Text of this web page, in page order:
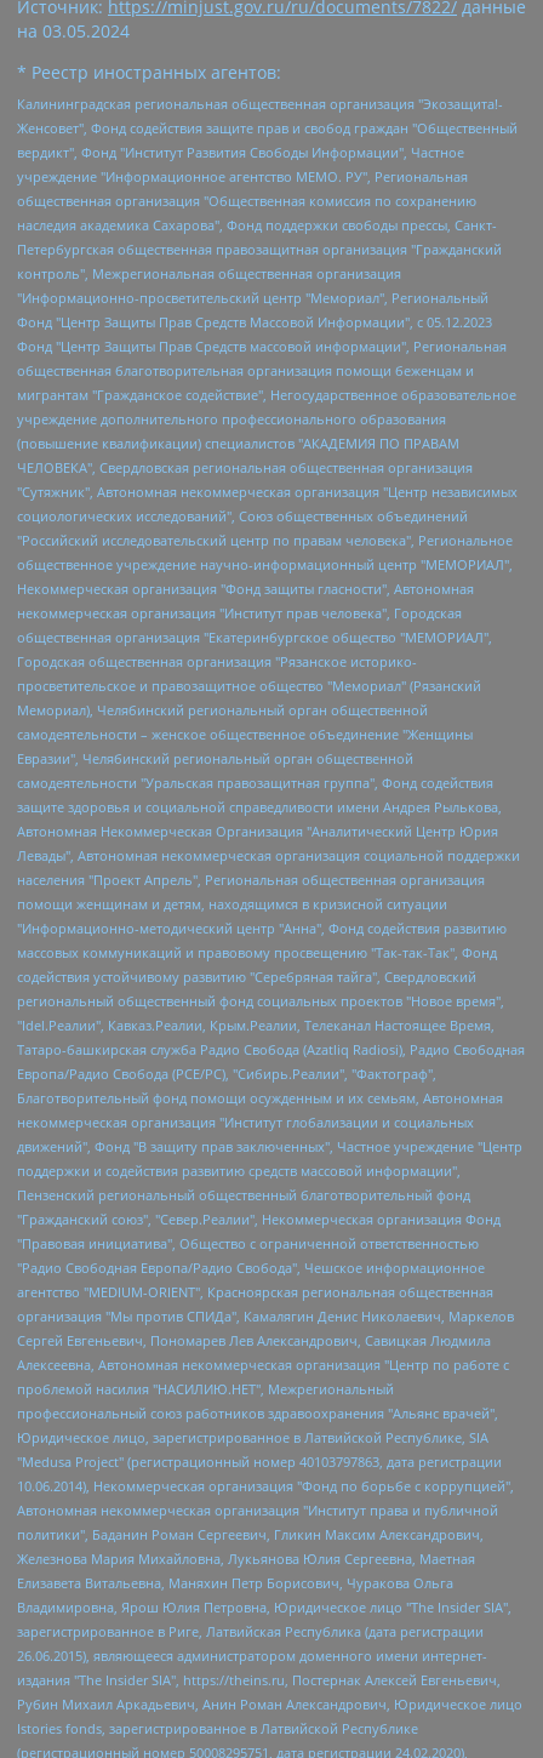
Источник: https://minjust.gov.ru/ru/documents/7822/ данные
на 03.05.2024
* Реестр иностранных агентов:
Калининградская региональная общественная организация "Экозащита!-Женсовет", Фонд содействия защите прав и свобод граждан "Общественный вердикт", Фонд "Институт Развития Свободы Информации", Частное учреждение "Информационное агентство МЕМО. РУ", Региональная общественная организация "Общественная комиссия по сохранению наследия академика Сахарова", Фонд поддержки свободы прессы, Санкт-Петербургская общественная правозащитная организация "Гражданский контроль", Межрегиональная общественная организация "Информационно-просветительский центр "Мемориал", Региональный Фонд "Центр Защиты Прав Средств Массовой Информации", с 05.12.2023 Фонд "Центр Защиты Прав Средств массовой информации", Региональная общественная благотворительная организация помощи беженцам и мигрантам "Гражданское содействие", Негосударственное образовательное учреждение дополнительного профессионального образования (повышение квалификации) специалистов "АКАДЕМИЯ ПО ПРАВАМ ЧЕЛОВЕКА", Свердловская региональная общественная организация "Сутяжник", Автономная некоммерческая организация "Центр независимых социологических исследований", Союз общественных объединений "Российский исследовательский центр по правам человека", Региональное общественное учреждение научно-информационный центр "МЕМОРИАЛ", Некоммерческая организация "Фонд защиты гласности", Автономная некоммерческая организация "Институт прав человека", Городская общественная организация "Екатеринбургское общество "МЕМОРИАЛ", Городская общественная организация "Рязанское историко-просветительское и правозащитное общество "Мемориал" (Рязанский Мемориал), Челябинский региональный орган общественной самодеятельности – женское общественное объединение "Женщины Евразии", Челябинский региональный орган общественной самодеятельности "Уральская правозащитная группа", Фонд содействия защите здоровья и социальной справедливости имени Андрея Рылькова, Автономная Некоммерческая Организация "Аналитический Центр Юрия Левады", Автономная некоммерческая организация социальной поддержки населения "Проект Апрель", Региональная общественная организация помощи женщинам и детям, находящимся в кризисной ситуации "Информационно-методический центр "Анна", Фонд содействия развитию массовых коммуникаций и правовому просвещению "Так-так-Так", Фонд содействия устойчивому развитию "Серебряная тайга", Свердловский региональный общественный фонд социальных проектов "Новое время", "Idel.Реалии", Кавказ.Реалии, Крым.Реалии, Телеканал Настоящее Время, Татаро-башкирская служба Радио Свобода (Azatliq Radiosi), Радио Свободная Европа/Радио Свобода (PCE/PC), "Сибирь.Реалии", "Фактограф", Благотворительный фонд помощи осужденным и их семьям, Автономная некоммерческая организация "Институт глобализации и социальных движений", Фонд "В защиту прав заключенных", Частное учреждение "Центр поддержки и содействия развитию средств массовой информации", Пензенский региональный общественный благотворительный фонд "Гражданский союз", "Север.Реалии", Некоммерческая организация Фонд "Правовая инициатива", Общество с ограниченной ответственностью "Радио Свободная Европа/Радио Свобода", Чешское информационное агентство "MEDIUM-ORIENT", Красноярская региональная общественная организация "Мы против СПИДа", Камалягин Денис Николаевич, Маркелов Сергей Евгеньевич, Пономарев Лев Александрович, Савицкая Людмила Алексеевна, Автономная некоммерческая организация "Центр по работе с проблемой насилия "НАСИЛИЮ.НЕТ", Межрегиональный профессиональный союз работников здравоохранения "Альянс врачей", Юридическое лицо, зарегистрированное в Латвийской Республике, SIA "Medusa Project" (регистрационный номер 40103797863, дата регистрации 10.06.2014), Некоммерческая организация "Фонд по борьбе с коррупцией", Автономная некоммерческая организация "Институт права и публичной политики", Баданин Роман Сергеевич, Гликин Максим Александрович, Железнова Мария Михайловна, Лукьянова Юлия Сергеевна, Маетная Елизавета Витальевна, Маняхин Петр Борисович, Чуракова Ольга Владимировна, Ярош Юлия Петровна, Юридическое лицо "The Insider SIA", зарегистрированное в Риге, Латвийская Республика (дата регистрации 26.06.2015), являющееся администратором доменного имени интернет-издания "The Insider SIA", https://theins.ru, Постернак Алексей Евгеньевич, Рубин Михаил Аркадьевич, Анин Роман Александрович, Юридическое лицо Istories fonds, зарегистрированное в Латвийской Республике (регистрационный номер 50008295751, дата регистрации 24.02.2020), Великовский Дмитрий Александрович, Долинина Ирина Николаевна, Мароховская Алеся Алексеевна, Шлейнов Роман Юрьевич, Шмагун Олеся Валентиновна, Общество с ограниченной ответственностью "Альтаир 2021", Общество с ограниченной ответственностью "Вега 2021", Общество с ограниченной ответственностью "Главный редактор 2021", Общество с ограниченной ответственностью "Ромашки монолит", Важенков Артем Валерьевич, Ивановская областная общественная организация "Центр гендерных исследований", Гурман Юрий Альбертович, Медиапроект "ОВД-Инфо", Егоров Владимир Владимирович, Жилинский Владимир Александрович, Общество с ограниченной ответственностью "ЗП", Иванова София Юрьевна, Карезина Инна Павловна, Кильтау Екатерина Викторовна, Петров Алексей Викторович, Пискунов Сергей Евгеньевич, Смирнов Сергей Сергеевич, Тихонов Михаил Сергеевич, Общество с ограниченной ответственностью "ЖУРНАЛИСТ-ИНОСТРАННЫЙ АГЕНТ", Арапова Галина Юрьевна, Вольтская Татьяна Анатольевна, Американская компания "Mason G.E.S. Anonymous Foundation" (США), являющаяся владельцем интернет-издания https://mnews.world/, Компания "Stichting Bellingcat", зарегистрированная в Нидерландах (дата регистрации 11.07.2018), Захаров Андрей Вячеславович, Клепиковская Екатерина Дмитриевна, Общество с ограниченной ответственностью "МЕМО", Перл Роман Александрович, Симонов Евгений Алексеевич, Соловьева Елена Анатольевна, Сотников Даниил Владимирович, Сурначева Елизавета Дмитриевна, Автономная некоммерческая организация по защите прав человека и информированию населения "Якутия – Наше Мнение", Общество с ограниченной ответственностью "Москоу диджитал медиа", с 26.01.2023 Общество с ограниченной ответственностью "Чайка Белые сады", Ветошкина Валерия Валерьевна, Заговора Максим Александрович, Межрегиональное общественное движение "Российская ЛГБТ - сеть", Оленичев Максим Владимирович, Павлов Иван Юрьевич, Скворцова Елена Сергеевна, Общество с ограниченной ответственностью "Как бы инагент", Кочетков Игорь Викторович, Общество с ограниченной ответственностью "Честные выборы", Еланчик Олег Александрович, Общество с ограниченной ответственностью "Нобелевский призыв", Гималова Регина Эмилевна, Григорьев Андрей Валерьевич, Григорьева Алина Александровна, Ассоциация по содействию защите прав призывников, альтернативнослужащих и военнослужащих "Правозащитная группа "Гражданин.Армия.Право", Хисамова Регина Фаритовна, Автономная некоммерческая организация по реализации социально-правовых программ "Лилит", Дальневосточное общественное движение "Маяк", Санкт-Петербургская ЛГБТ-инициативная группа "Выход", Инициативная группа ЛГБТ+ "Реверс", Алексеев Андрей Викторович, Бекбулатова Таисия Львовна, Беляев Иван Михайлович, Владыкина Елена Сергеевна, Гельман Марат Александрович, Никульшина Вероника Юрьевна, Толоконникова Надежда Андреевна, Шендерович Виктор Анатольевич, Общество с ограниченной ответственностью "Данное сообщение", Общество с ограниченной ответственностью Издательский дом "Новая глава", Айнбиндер Александра Александровна, Московский комьюнити-центр для ЛГБТ+инициатив, Благотворительный фонд развития филантропии, Deutsche Welle (Германия, Kurt-Schumacher-Strasse 3, 53113 Bonn), Борзунова Мария Михайловна, Воробьев Виктор Викторович, Голубева Анна Львовна, Константинова Алла Михайловна, Малкова Ирина Владимировна, Мурадов Мурад Абдулгалимович, Осетинская Елизавета Николаевна, Понасенков Евгений Николаевич, Ганапольский Матвей Юрьевич, Киселев Евгений Алексеевич, Борухович Ирина Григорьевна, Дремин Иван Тимофеевич, Дубровский Дмитрий Викторович, Красноярская региональная общественная организация поддержки и развития альтернативных образовательных технологий и межкультурных коммуникаций "ИНТЕРРА", Маяковская Екатерина Алексеевна, Фейгин Марк Захарович, Филимонов Андрей Викторович, Дзугкоева Регина Николаевна, Доброхотов Роман Александрович, Дудь Юрий Александрович, Елкин Сергей Владимирович, Кругликов Кирилл Игоревич, Сабунаева Мария Леонидовна, Семенов Алексей Владимирович, Шаинян Карен Багратович, Шульман Екатерина Михайловна, Асафьев Артур Валерьевич, Вахштайн Виктор Семенович, Венедиктов Алексей Алексеевич, Лушникова Екатерина Евгеньевна, Волков Леонид Михайлович, Невзоров Александр Глебович, Пархоменко Сергей Борисович, Сироткин Ярослав Николаевич, Кара-Мурза Владимир Владимирович, Баранова Наталья Владимировна, Гозман Леонид Яковлевич, Кагарлицкий Борис Юльевич, Климарев Михаил Валерьевич, Милов Владимир Станиславович, Автономная некоммерческая организация Краснодарский центр современного искусства "Типография", Моргенштерн Алишер Тагирович, Соболь Любовь Эдуардовна, Общество с ограниченной ответственностью "ЛИЗА НОРМ", Каспаров Гарри Кимович, Ходорковский Михаил Борисович, Общество с ограниченной ответственностью "Апрельские тезисы", Данилович Ирина Брониславовна, Кашин Олег Владимирович, Петров Николай Владимирович, Пивоваров Алексей Владимирович, Соколов Михаил Владимирович, Цветкова Юлия Владимировна, Чичваркин Евгений Александрович, Комитет против пыток/Команда против пыток, Общество с ограниченной ответственностью "Первый научный", Общество с ограниченной ответственностью "Вертолет и ко", Белоцерковская Вероника Борисовна, Кац Максим Евгеньевич, Лазарева Татьяна Юрьевна, Шаведдинов Руслан Табризович, Яшин Илья Валерьевич, Общество с ограниченной ответственностью "Иноагент ААВ", Алешковский Дмитрий Петрович, Альбац Евгения Марковна, Быков Дмитрий Львович, Галямина Юлия Евгеньевна, Лойко Сергей Леонидович, Мартынов Кирилл Константинович, Медведев Сергей Александрович, Крашенинников Федор Геннадиевич, Гордеева Катерина Вл